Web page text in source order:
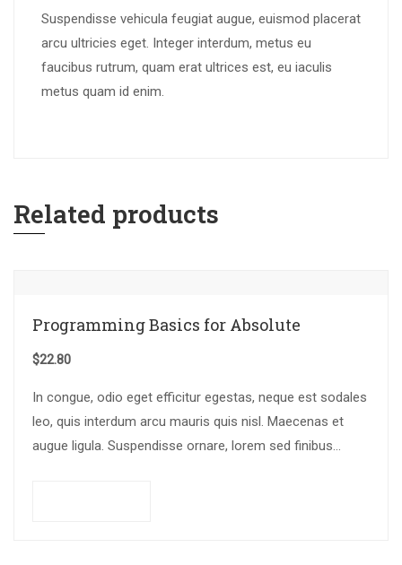
Suspendisse vehicula feugiat augue, euismod placerat
arcu ultricies eget. Integer interdum, metus eu
faucibus rutrum, quam erat ultrices est, eu iaculis
metus quam id enim.
Related products
Programming Basics for Absolute
$22.80
In congue, odio eget efficitur egestas, neque est sodales
leo, quis interdum arcu mauris quis nisl. Maecenas et
augue ligula. Suspendisse ornare, lorem sed finibus